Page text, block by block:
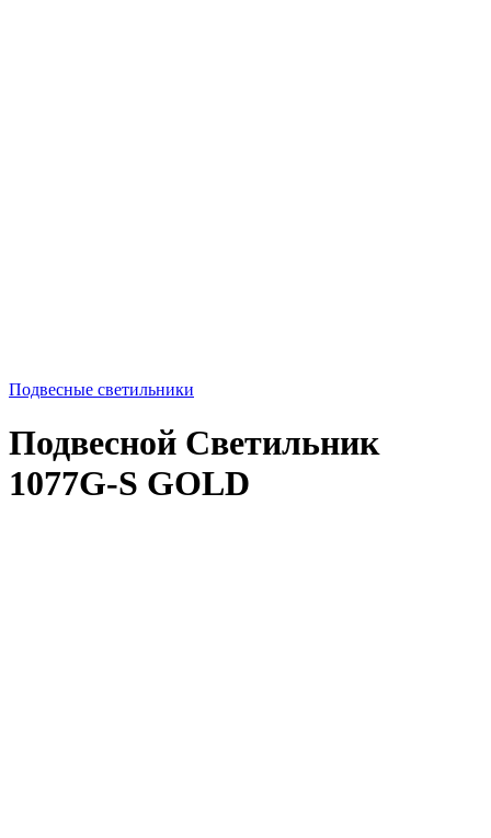
Подвесные светильники
Подвесной Светильник
1077G-S GOLD